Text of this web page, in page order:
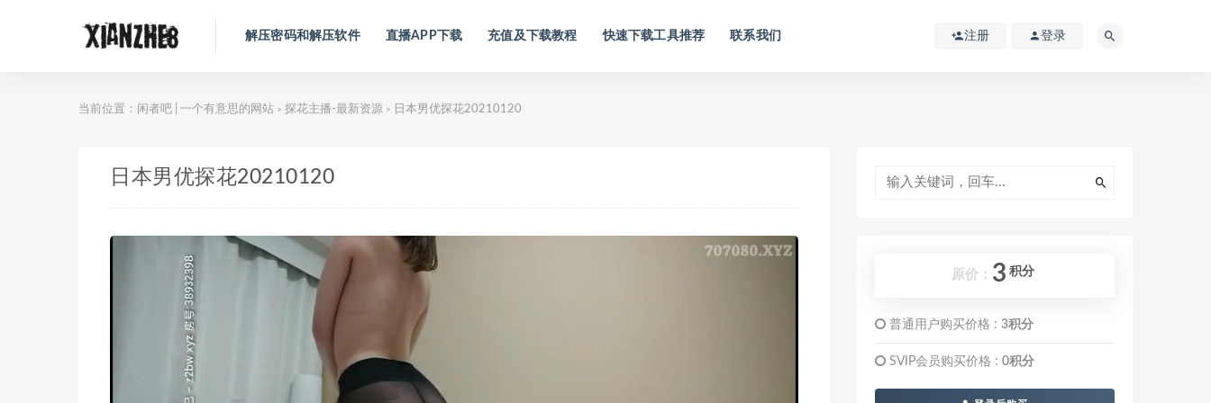
解压密码和解压软件 直播APP下载 充值及下载教程 快速下载工具推荐 联系我们 注册 登录
当前位置： 闲者吧 | 一个有意思的网站 > 探花主播-最新资源 > 日本男优探花20210120
日本男优探花20210120
原价： 3 积分
普通用户购买价格 : 3积分
SVIP会员购买价格 : 0积分